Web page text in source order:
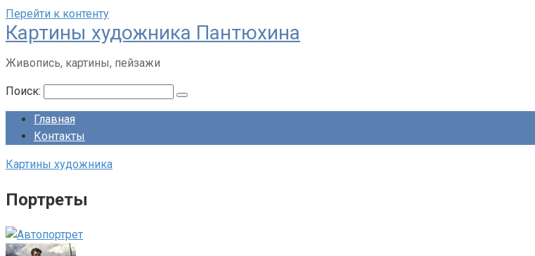
Перейти к контенту
Картины художника Пантюхина
Живопись, картины, пейзажи
Поиск:
Главная
Контакты
Картины художника
Портреты